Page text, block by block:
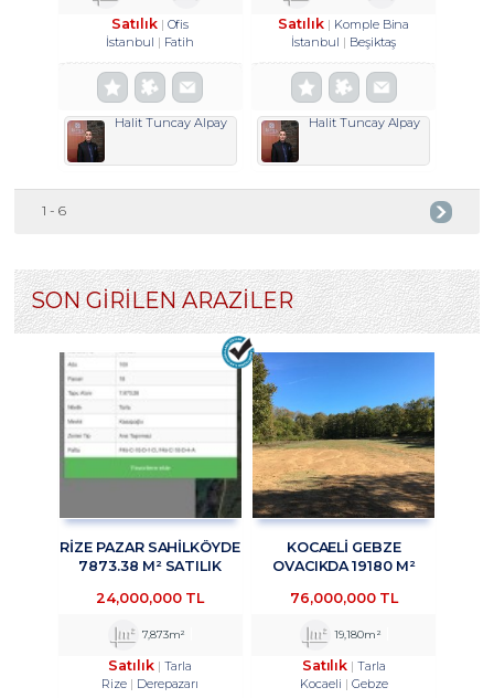
Satılık
Ofis
İstanbul
Fatih
Halit Tuncay Alpay
Satılık
Komple Bina
İstanbul
Beşiktaş
Halit Tuncay Alpay
1 - 6
SON GİRİLEN ARAZİLER
RİZE PAZAR SAHİLKÖYDE
7873.38 M² SATILIK
24,000,000 TL
7,873m²
Satılık
Tarla
Rize
Derepazarı
KOCAELİ GEBZE
OVACIKDA 19180 M²
TROYKADAN
76,000,000 TL
19,180m²
Satılık
Tarla
Kocaeli
Gebze